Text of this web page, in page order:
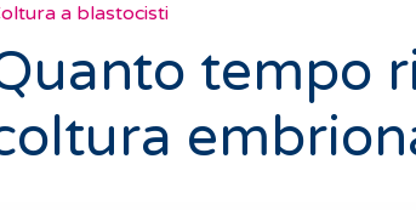
a blastocisti
tempo